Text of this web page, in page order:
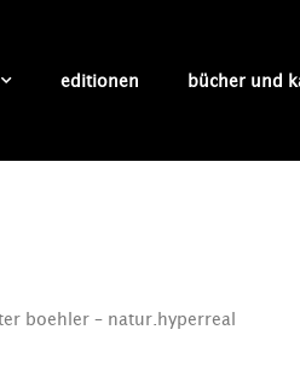
editionen bücher und
boehler – natur.hyperreal